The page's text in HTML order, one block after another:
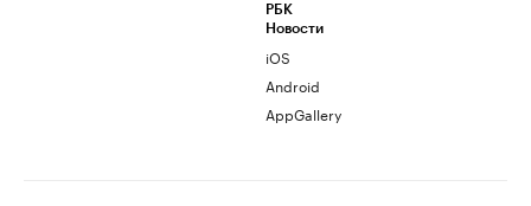
РБК
Новости
iOS
Android
AppGallery